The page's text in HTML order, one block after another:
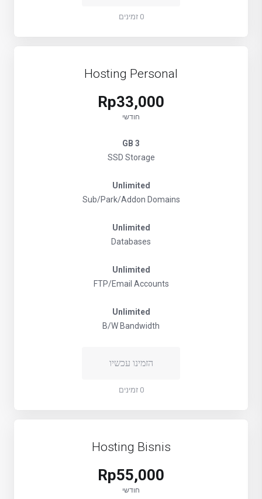
0 זמינים
Hosting Personal
Rp33,000
חודשי
3 GB
SSD Storage
Unlimited
Sub/Park/Addon Domains
Unlimited
Databases
Unlimited
FTP/Email Accounts
Unlimited
B/W Bandwidth
הזמינו עכשיו
0 זמינים
Hosting Bisnis
Rp55,000
חודשי